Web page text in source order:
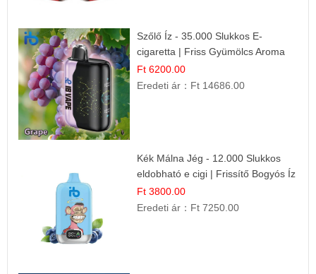
Szőlő Íz - 35.000 Slukkos E-
cigaretta | Friss Gyümölcs Aroma
Ft 6200.00
Eredeti ár： Ft 14686.00
Kék Málna Jég - 12.000 Slukkos
eldobható e cigi | Frissítő Bogyós Íz
Ft 3800.00
Eredeti ár： Ft 7250.00